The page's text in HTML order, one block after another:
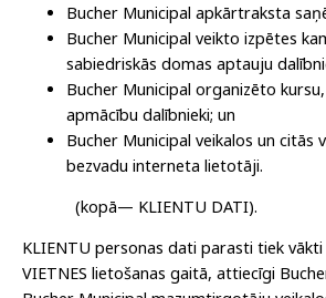
Bucher Municipal apkārtraksta
Bucher Municipal veikto izpētes
sabiedriskās domas aptauju
Bucher Municipal organizēto
apmācību dalībnieki; un
Bucher Municipal veikalos un citās
bezvadu interneta lietotāji.
(kopā— KLIENTU DATI).
KLIENTU personas dati parasti tiek
VIETNES lietošanas gaitā, attiecīgi